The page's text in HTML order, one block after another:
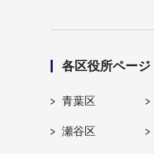
各区役所ページ
青葉区
瀬谷区